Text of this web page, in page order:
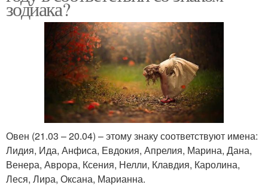
зодиака?
Овен (21.03 – 20.04) – этому знаку соответствуют имена:
Лидия, Ида, Анфиса, Евдокия, Апрелия, Марина, Дана,
Венера, Аврора, Ксения, Нелли, Клавдия, Каролина,
Леся, Лира, Оксана, Марианна.